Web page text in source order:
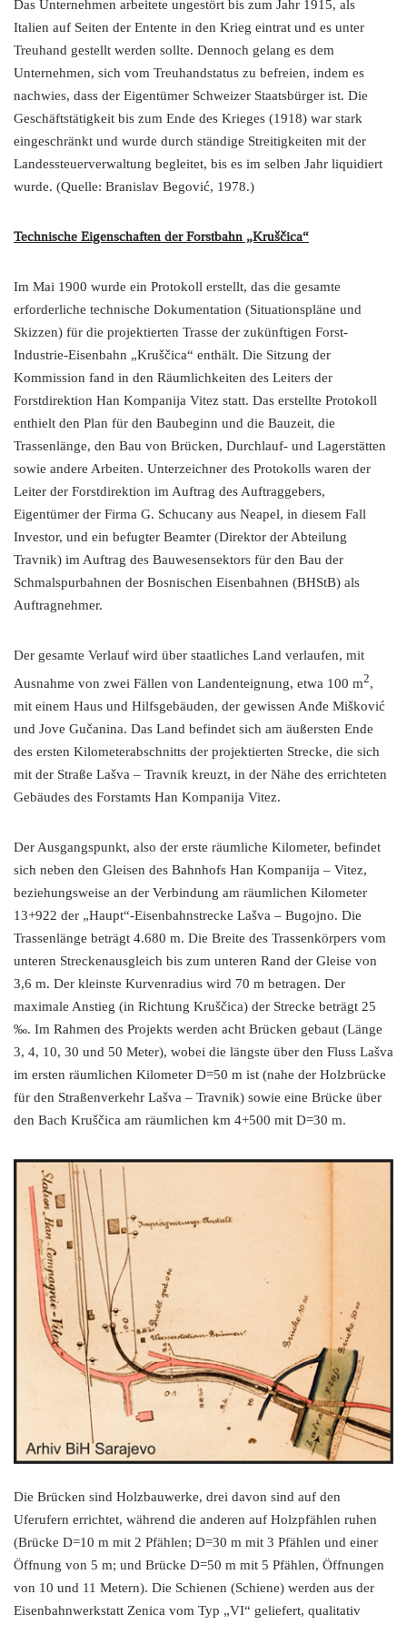
Das Unternehmen arbeitete ungestört bis zum Jahr 1915, als
Italien auf Seiten der Entente in den Krieg eintrat und es unter
Treuhand gestellt werden sollte. Dennoch gelang es dem
Unternehmen, sich vom Treuhandstatus zu befreien, indem es
nachwies, dass der Eigentümer Schweizer Staatsbürger ist. Die
Geschäftstätigkeit bis zum Ende des Krieges (1918) war stark
eingeschränkt und wurde durch ständige Streitigkeiten mit der
Landessteuerverwaltung begleitet, bis es im selben Jahr liquidiert
wurde. (Quelle: Branislav Begović, 1978.)
Technische Eigenschaften der Forstbahn „Kruščica“
Im Mai 1900 wurde ein Protokoll erstellt, das die gesamte
erforderliche technische Dokumentation (Situationspläne und
Skizzen) für die projektierten Trasse der zukünftigen Forst-
Industrie-Eisenbahn „Kruščica“ enthält. Die Sitzung der
Kommission fand in den Räumlichkeiten des Leiters der
Forstdirektion Han Kompanija Vitez statt. Das erstellte Protokoll
enthielt den Plan für den Baubeginn und die Bauzeit, die
Trassenlänge, den Bau von Brücken, Durchlauf- und Lagerstätten
sowie andere Arbeiten. Unterzeichner des Protokolls waren der
Leiter der Forstdirektion im Auftrag des Auftraggebers,
Eigentümer der Firma G. Schucany aus Neapel, in diesem Fall
Investor, und ein befugter Beamter (Direktor der Abteilung
Travnik) im Auftrag des Bauwesensektors für den Bau der
Schmalspurbahnen der Bosnischen Eisenbahnen (BHStB) als
Auftragnehmer.
Der gesamte Verlauf wird über staatliches Land verlaufen, mit
Ausnahme von zwei Fällen von Landenteignung, etwa 100 m2,
mit einem Haus und Hilfsgebäuden, der gewissen Anđe Mišković
und Jove Gučanina. Das Land befindet sich am äußersten Ende
des ersten Kilometerabschnitts der projektierten Strecke, die sich
mit der Straße Lašva – Travnik kreuzt, in der Nähe des errichteten
Gebäudes des Forstamts Han Kompanija Vitez.
Der Ausgangspunkt, also der erste räumliche Kilometer, befindet
sich neben den Gleisen des Bahnhofs Han Kompanija – Vitez,
beziehungsweise an der Verbindung am räumlichen Kilometer
13+922 der „Haupt“-Eisenbahnstrecke Lašva – Bugojno. Die
Trassenlänge beträgt 4.680 m. Die Breite des Trassenkörpers vom
unteren Streckenausgleich bis zum unteren Rand der Gleise von
3,6 m. Der kleinste Kurvenradius wird 70 m betragen. Der
maximale Anstieg (in Richtung Kruščica) der Strecke beträgt 25
‰. Im Rahmen des Projekts werden acht Brücken gebaut (Länge
3, 4, 10, 30 und 50 Meter), wobei die längste über den Fluss Lašva
im ersten räumlichen Kilometer D=50 m ist (nahe der Holzbrücke
für den Straßenverkehr Lašva – Travnik) sowie eine Brücke über
den Bach Kruščica am räumlichen km 4+500 mit D=30 m.
Die Brücken sind Holzbauwerke, drei davon sind auf den
Uferufern errichtet, während die anderen auf Holzpfählen ruhen
(Brücke D=10 m mit 2 Pfählen; D=30 m mit 3 Pfählen und einer
Öffnung von 5 m; und Brücke D=50 m mit 5 Pfählen, Öffnungen
von 10 und 11 Metern). Die Schienen (Schiene) werden aus der
Eisenbahnwerkstatt Zenica vom Typ „VI“ geliefert, qualitativ